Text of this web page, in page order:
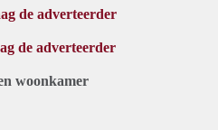
de adverteerder
de adverteerder
woonkamer